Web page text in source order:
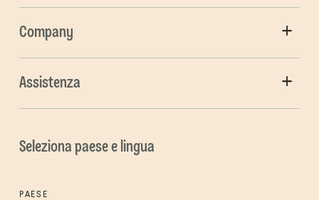
Company
Assistenza
Seleziona paese e lingua
PAESE